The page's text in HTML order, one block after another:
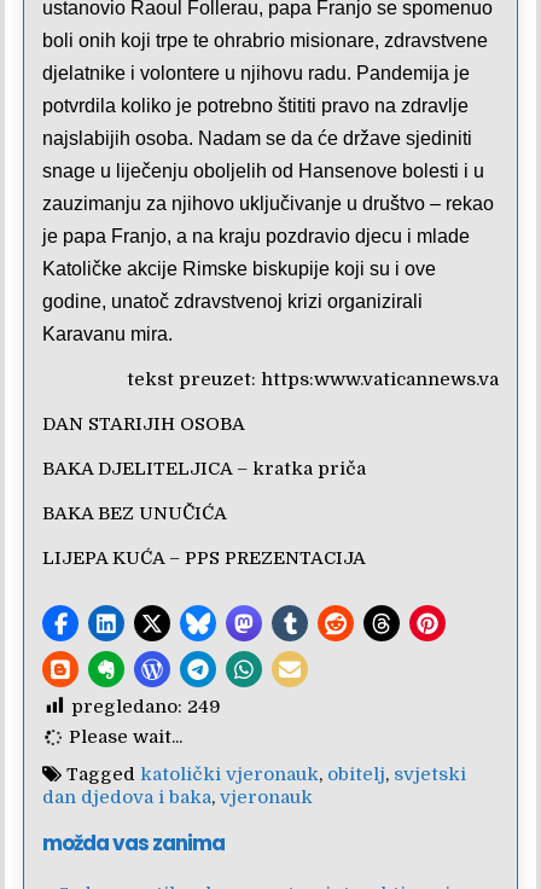
ustanovio Raoul Follerau, papa Franjo se spomenuo
boli onih koji trpe te ohrabrio misionare, zdravstvene
djelatnike i volontere u njihovu radu. Pandemija je
potvrdila koliko je potrebno štititi pravo na zdravlje
najslabijih osoba. Nadam se da će države sjediniti
snage u liječenju oboljelih od Hansenove bolesti i u
zauzimanju za njihovo uključivanje u društvo – rekao
je papa Franjo, a na kraju pozdravio djecu i mlade
Katoličke akcije Rimske biskupije koji su i ove
godine, unatoč zdravstvenoj krizi organizirali
Karavanu mira.
tekst preuzet: https:www.vaticannews.va
DAN STARIJIH OSOBA
BAKA DJELITELJICA– kratka priča
BAKA BEZ UNUČIĆA
LIJEPA KUĆA– PPS PREZENTACIJA
pregledano: 249
Please wait...
Tagged katolički vjeronauk, obitelj, svjetski
dan djedova i baka,vjeronauk
možda vas zanima